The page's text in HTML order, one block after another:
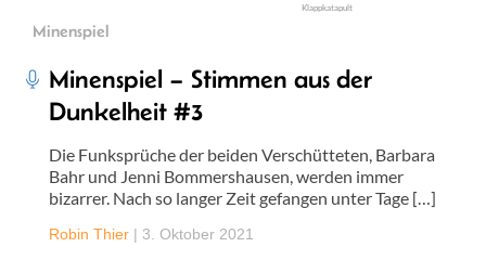
Klappkatapult
Minenspiel
Minenspiel – Stimmen aus der
Dunkelheit #3
Die Funksprüche der beiden Verschütteten, Barbara
Bahr und Jenni Bommershausen, werden immer
bizarrer. Nach so langer Zeit gefangen unter Tage […]
Robin Thier | 3. Oktober 2021